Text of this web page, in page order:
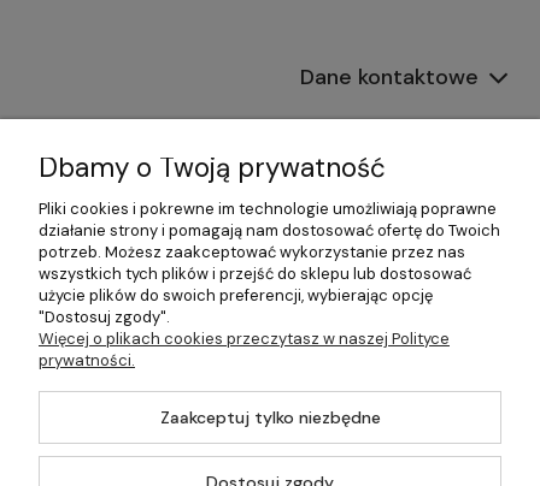
Dane kontaktowe
Płatności i dostawa
Pomoc
Moje konto
©2026 Wszelkie Prawa Zastrzeżone | 499.pl - najlepszy sklep z
Dbamy o Twoją prywatność
Pliki cookies i pokrewne im technologie umożliwiają poprawne
działanie strony i pomagają nam dostosować ofertę do Twoich
potrzeb. Możesz zaakceptować wykorzystanie przez nas
wszystkich tych plików i przejść do sklepu lub dostosować
użycie plików do swoich preferencji, wybierając opcję
"Dostosuj zgody".
Więcej o plikach cookies przeczytasz w naszej Polityce
prywatności.
Zaakceptuj tylko niezbędne